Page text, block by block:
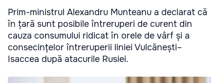
Prim-ministrul Alexandru Munteanu a declarat că
în țară sunt posibile întreruperi de curent din
cauza consumului ridicat în orele de vârf și a
consecințelor întreruperii liniei Vulcănești–
Isaccea după atacurile Rusiei.